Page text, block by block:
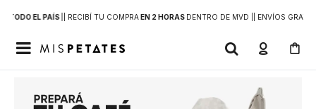
TODO EL PAÍS | RECIBÍ TU COMPRAEN 2 HORAS DENTRO DE MVD | | ENVÍOS GRATIS
